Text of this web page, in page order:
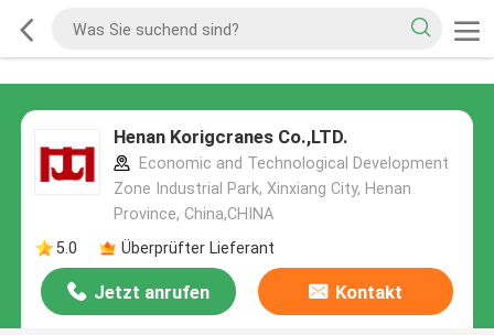
Henan Korigcranes Co.,LTD.
Economic and Technological Development
Zone Industrial Park, Xinxiang City, Henan
Province, China,CHINA
5.0
Überprüfter Lieferant
Jetzt anrufen Kontakt